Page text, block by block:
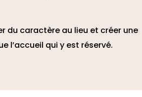
du caractère au lieu et créer une
l’accueil qui y est réservé.